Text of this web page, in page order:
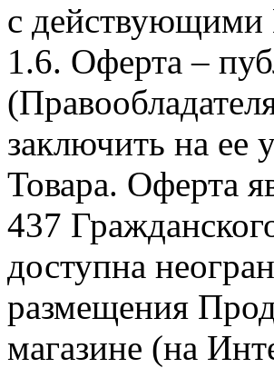
с действующими
1.6. Оферта –
заключить на ее
Товара. Оферта
437
доступна
размещения
магазине (на